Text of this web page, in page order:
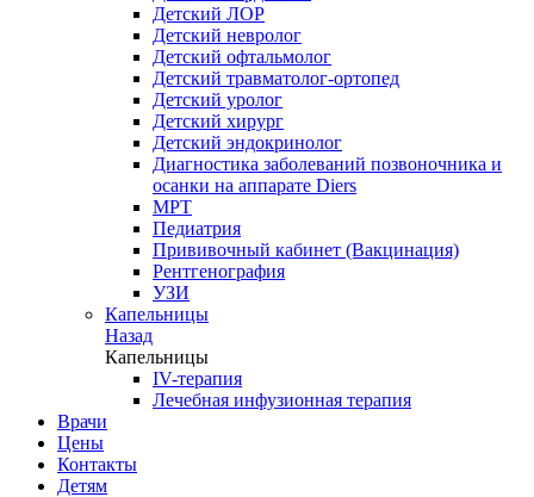
Детский ЛОР
Детский невролог
Детский офтальмолог
Детский травматолог-ортопед
Детский уролог
Детский хирург
Детский эндокринолог
Диагностика заболеваний позвоночника и
осанки на аппарате Diers
МРТ
Педиатрия
Прививочный кабинет (Вакцинация)
Рентгенография
УЗИ
Капельницы
Назад
Капельницы
IV-терапия
Лечебная инфузионная терапия
Врачи
Цены
Контакты
Детям